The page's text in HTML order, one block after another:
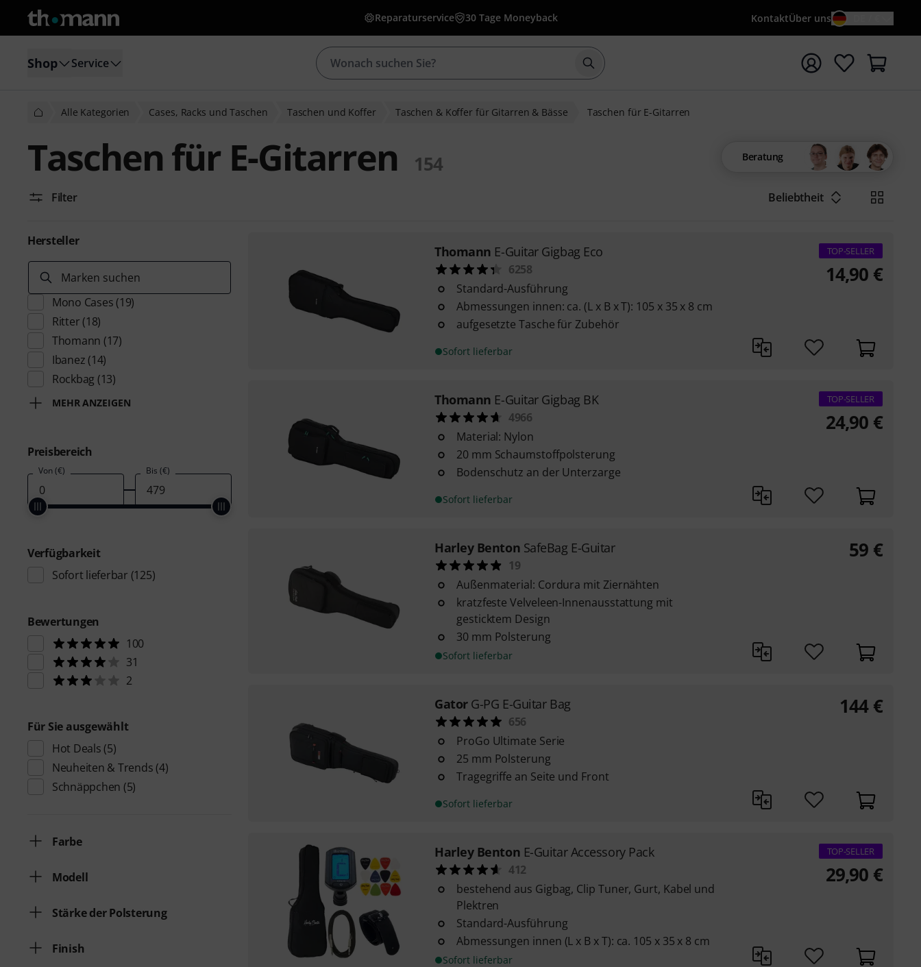
Reparaturservice 30 Tage Moneyback KontaktÜber uns
Shop Service Suche mit Suchwort {searchTerm} starten
Alle Kategorien Cases, Racks und Taschen Taschen und Koffer Taschen & Koffer für Gitarren & Bässe Taschen für E-Gitarren
Taschen für E-Gitarren 154 Beratung
Filter Beliebtheit
Hersteller
Marken suchen
Mono Cases (19)
Ritter (18)
Thomann (17)
Ibanez (14)
Rockbag (13)
MEHR ANZEIGEN
Preisbereich
Von (€) Bis (€)
Verfügbarkeit
Sofort lieferbar (125)
Bewertungen
100
31
2
Für Sie ausgewählt
Hot Deals (5)
Neuheiten & Trends (4)
Schnäppchen (5)
Farbe
Modell
Stärke der Polsterung
Finish
Thomann E-Guitar Gigbag Eco
6258
Standard-Ausführung
Abmessungen innen: ca. (L x B x T): 105 x 35 x 8 cm
aufgesetzte Tasche für Zubehör
Sofort lieferbar
TOP-SELLER
14,90 €
Thomann E-Guitar Gigbag BK
4966
Material: Nylon
20 mm Schaumstoffpolsterung
Bodenschutz an der Unterzarge
Sofort lieferbar
TOP-SELLER
24,90 €
Harley Benton SafeBag E-Guitar
19
Außenmaterial: Cordura mit Ziernähten
kratzfeste Velveleen-Innenausstattung mit
gesticktem Design
30 mm Polsterung
Sofort lieferbar
59 €
Gator G-PG E-Guitar Bag
656
ProGo Ultimate Serie
25 mm Polsterung
Tragegriffe an Seite und Front
Sofort lieferbar
144 €
Harley Benton E-Guitar Accessory Pack
412
bestehend aus Gigbag, Clip Tuner, Gurt, Kabel und
Plektren
Standard-Ausführung
Abmessungen innen (L x B x T): ca. 105 x 35 x 8 cm
Sofort lieferbar
TOP-SELLER
29,90 €